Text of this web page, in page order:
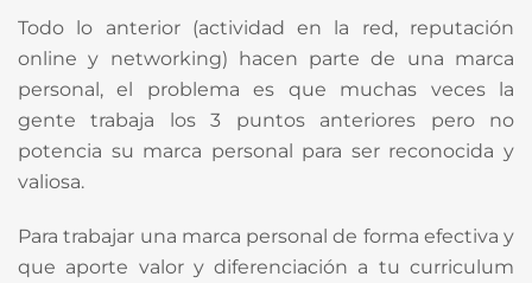
Todo lo anterior (actividad en la red, reputación
online y networking) hacen parte de una marca
personal, el problema es que muchas veces la
gente trabaja los 3 puntos anteriores pero no
potencia su marca personal para ser reconocida y
valiosa.
Para trabajar una marca personal de forma efectiva y
que aporte valor y diferenciación a tu curriculum